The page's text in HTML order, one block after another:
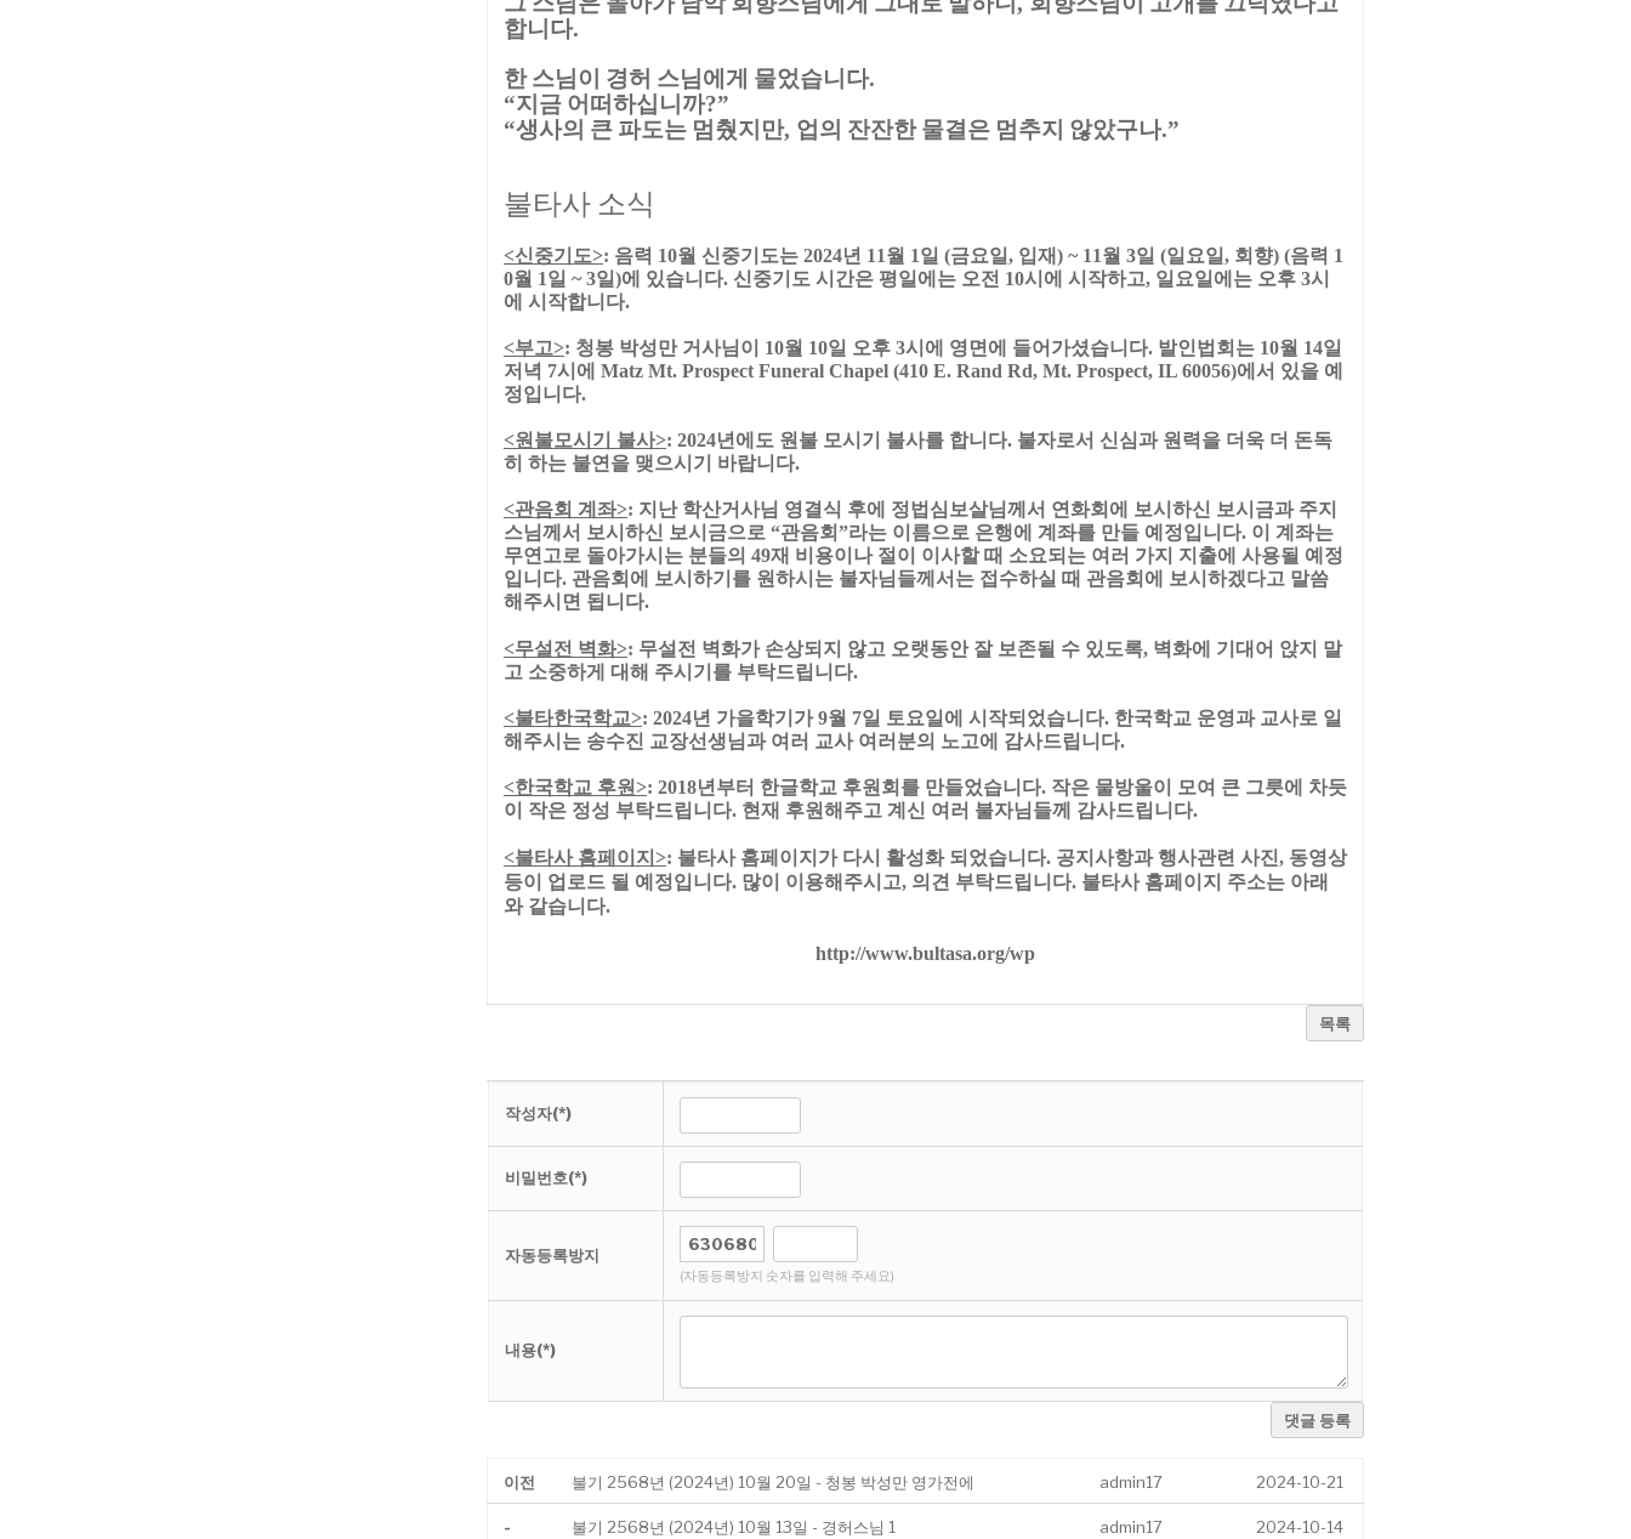
합니다.
한 스님이 경허 스님에게 물었습니다.
“지금 어떠하십니까?”
“생사의 큰 파도는 멈췄지만, 업의 잔잔한 물결은 멈추지 않았구나.”
불타사 소식
<신중기도>: 음력 10월 신중기도는 2024년 11월 1일 (금요일, 입재) ~ 11월 3일 (일요일, 회향) (음력 1
0월 1일 ~ 3일)에 있습니다. 신중기도 시간은 평일에는 오전 10시에 시작하고, 일요일에는 오후 3시
에 시작합니다.
<부고>: 청봉 박성만 거사님이 10월 10일 오후 3시에 영면에 들어가셨습니다. 발인법회는 10월 14일
저녁 7시에 Matz Mt. Prospect Funeral Chapel (410 E. Rand Rd, Mt. Prospect, IL 60056)에서 있을 예
정입니다.
<원불모시기 불사>: 2024년에도 원불 모시기 불사를 합니다. 불자로서 신심과 원력을 더욱 더 돈독
히 하는 불연을 맺으시기 바랍니다.
<관음회 계좌>: 지난 학산거사님 영결식 후에 정법심보살님께서 연화회에 보시하신 보시금과 주지
스님께서 보시하신 보시금으로 “관음회 ”라는 이름으로 은행에 계좌를 만들 예정입니다. 이 계좌는
무연고로 돌아가시는 분들의 49재 비용이나 절이 이사할 때 소요되는 여러 가지 지출에 사용될 예정
입니다. 관음회에 보시하기를 원하시는 불자님들께서는 접수하실 때 관음회에 보시하겠다고 말씀
해주시면 됩니다.
<무설전 벽화>: 무설전 벽화가 손상되지 않고 오랫동안 잘 보존될 수 있도록, 벽화에 기대어 앉지 말
고 소중하게 대해 주시기를 부탁드립니다.
<불타한국학교>: 2024년 가을학기가9월 7일 토요일에 시작되었습니다. 한국학교 운영과 교사로 일
해주시는 송수진 교장선생님과 여러 교사 여러분의 노고에 감사드립니다.
<한국학교 후원>: 2018년부터 한글학교 후원회를 만들었습니다. 작은 물방울이 모여 큰 그릇에 차듯
이 작은 정성 부탁드립니다. 현재 후원해주고 계신 여러 불자님들께 감사드립니다.
<불타사 홈페이지 >: 불타사 홈페이지가 다시 활성화 되었습니다. 공지사항과 행사관련 사진, 동영상
등이 업로드 될 예정입니다. 많이 이용해주시고, 의견 부탁드립니다. 불타사 홈페이지 주소는 아래
와 같습니다.
http://www.bultasa.org/wp
목록
작성자(*)
비밀번호(*)
자동등록방지
(자동등록방지 숫자를 입력해 주세요)
내용(*)
댓글 등록
이전 불기 2568년 (2024년) 10월 20일 - 청봉 박성만 영가전에 admin17 2024-10-21
- 불기 2568년 (2024년) 10월 13일 - 경허스님 1 admin17 2024-10-14